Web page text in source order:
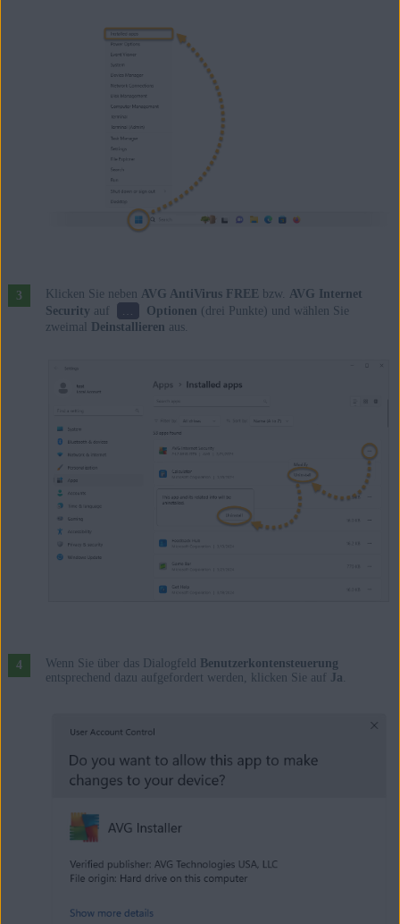
Klicken Sie neben AVG AntiVirus FREE bzw. AVG Internet
Security auf … Optionen (drei Punkte) und wählen Sie
zweimal
Deinstallieren aus.
Wenn Sie über das Dialogfeld
Benutzerkontensteuerung
entsprechend dazu aufgefordert werden, klicken Sie auf Ja.